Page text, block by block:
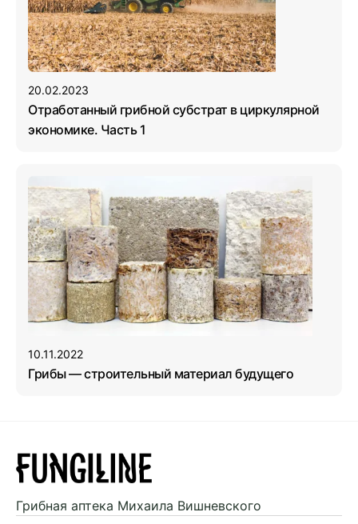
20.02.2023
Отработанный грибной субстрат в циркулярной
экономике. Часть 1
10.11.2022
Грибы — строительный материал будущего
Грибная аптека Михаила Вишневского